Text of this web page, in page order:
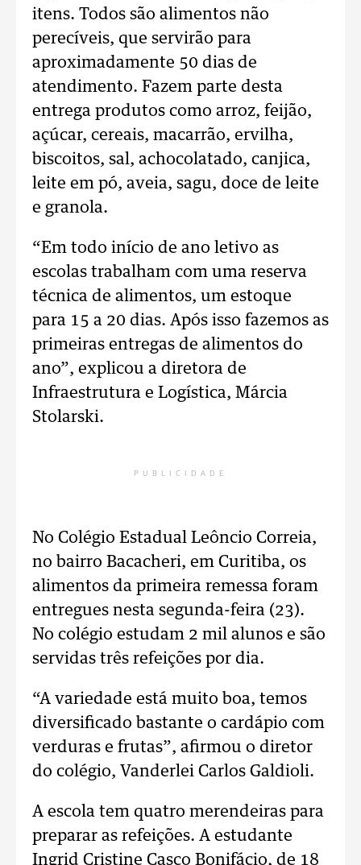
itens. Todos são alimentos não
perecíveis, que servirão para
aproximadamente 50 dias de
atendimento. Fazem parte desta
entrega produtos como arroz, feijão,
açúcar, cereais, macarrão, ervilha,
biscoitos, sal, achocolatado, canjica,
leite em pó, aveia, sagu, doce de leite
e granola.
“Em todo início de ano letivo as
escolas trabalham com uma reserva
técnica de alimentos, um estoque
para 15 a 20 dias. Após isso fazemos as
primeiras entregas de alimentos do
ano”, explicou a diretora de
Infraestrutura e Logística, Márcia
Stolarski.
PUBLICIDADE
No Colégio Estadual Leôncio Correia,
no bairro Bacacheri, em Curitiba, os
alimentos da primeira remessa foram
entregues nesta segunda-feira (23).
No colégio estudam 2 mil alunos e são
servidas três refeições por dia.
“A variedade está muito boa, temos
diversificado bastante o cardápio com
verduras e frutas”, afirmou o diretor
do colégio, Vanderlei Carlos Galdioli.
A escola tem quatro merendeiras para
preparar as refeições. A estudante
Ingrid Cristine Casco Bonifácio, de 18